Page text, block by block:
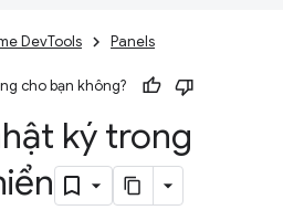
DevTools Panels
cho bạn không?
ký trong